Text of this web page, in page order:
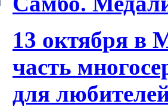
13 октября в
часть
для